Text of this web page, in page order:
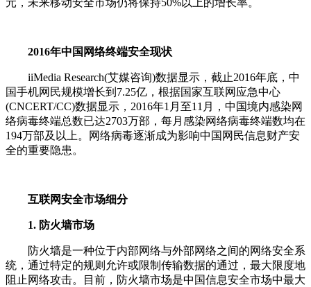
元，未来移动安全市场仍将保持50%以上的增长率。
2016年中国网络终端安全现状
iiMedia Research(艾媒咨询)数据显示，截止2016年底，中
国手机网民规模增长到7.25亿，根据国家互联网应急中心
(CNCERT/CC)数据显示，2016年1月至11月，中国境内感染网
络病毒终端总数已达2703万部，每月感染网络病毒终端数均在
194万部及以上。网络病毒逐渐成为影响中国网民信息财产安
全的重要隐患。
互联网安全市场细分
1. 防火墙市场
防火墙是一种位于内部网络与外部网络之间的网络安全系
统，通过特定的规则允许或限制传输数据的通过，最大限度地
阻止网络攻击。目前，防火墙市场是中国信息安全市场中最大